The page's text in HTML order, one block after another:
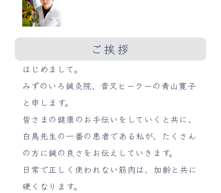
ご挨拶
はじめまして。
みずのいろ鍼灸院、音叉ヒーラーの青山寛子
と申します。
皆さまの健康のお手伝いをしていくと共に、
白鳥先生の一番の患者である私が、たくさん
の方に鍼の良さをお伝えしていきます。
日常で正しく使われない筋肉は、加齢と共に
硬くなります。